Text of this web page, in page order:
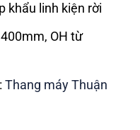
khẩu linh kiện rời
OH từ
Thang máy Thuận